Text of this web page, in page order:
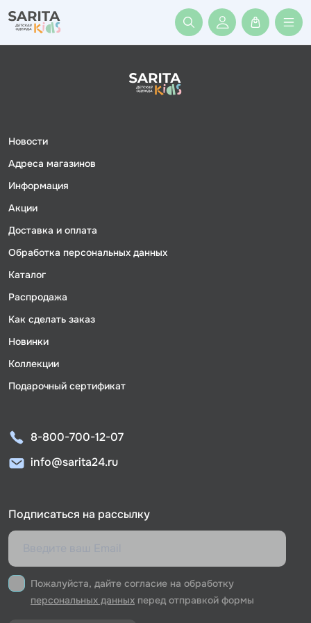
Войти или
Новости
Адреса магазинов
Информация
Акции
Доставка и оплата
Обработка персональных данных
Каталог
Распродажа
Как сделать заказ
Новинки
Коллекции
Подарочный сертификат
8-800-700-12-07
info@sarita24.ru
Подписаться на рассылку
Пожалуйста, дайте согласие на обработку
персональных данных перед отправкой формы